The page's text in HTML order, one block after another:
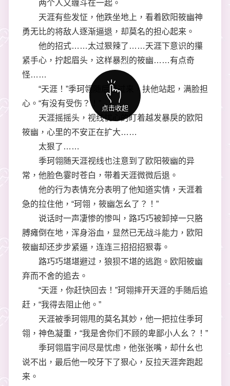
两个人又缠斗在一起。
天涯有些发怔，他跌坐地上，看着欧阳筱幽神
勇无比的将敌人逐渐逼退，却莫名的担心起来。
他的招式……太过狠辣了……天涯下意识的攥
紧手心，拧起眉头，这样暴烈的筱幽……有点奇
怪……
“天涯！”季珂翎随后赶过来，扶他站起，满脸担
心。“有没有受伤？！”
天涯摇摇头，视线忧心的盯着越发暴戾的欧阳
筱幽，心里的不安正在扩大……
太狠了……
季珂翎随天涯视线也注意到了欧阳筱幽的异
常，他脸色霎时苍白，带着天涯微微后退。
他的行为表情充分表明了他知道实情，天涯着
急的拉住他，“珂翎，筱幽怎幺了？！”
说话时一声凄惨的惨叫，路巧巧被卸掉一只胳
膊瘫倒在地，浑身浴血，显然已无战斗能力，欧阳
筱幽却还步步紧逼，连连三招招招狠毒。
路巧巧堪堪避过，狼狈不堪的逃跑。欧阳筱幽
弃而不舍的追去。
“天涯，你赶快回去！”珂翎摔开天涯的手随后追
赶，“我得去阻止他。”
天涯被季珂翎甩的莫名其妙，他一把拉住季珂
翎，神色凝重，“我是舍你们不顾的卑鄙小人幺？！”
季珂翎眉宇间尽是忧虑，他张张嘴，却什幺也
说不出，最后他一咬牙下了狠心，反拉天涯奔跑起
来。
点击收起